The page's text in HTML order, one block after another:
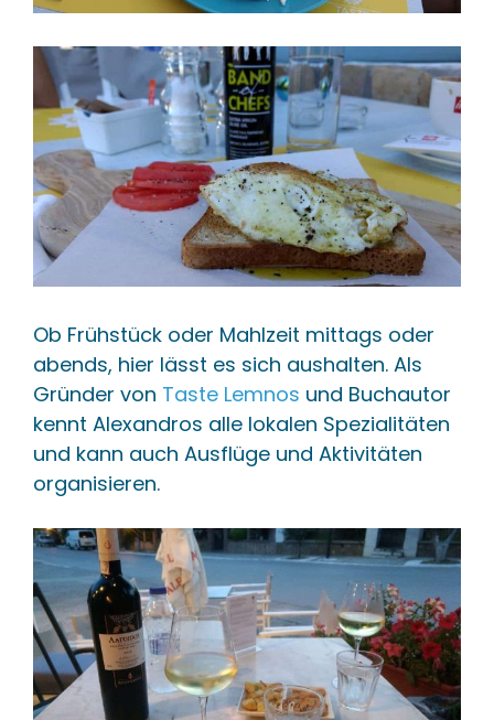
Ob Frühstück oder Mahlzeit mittags oder
abends, hier lässt es sich aushalten. Als
Gründer von Taste Lemnos und Buchautor
kennt Alexandros alle lokalen Spezialitäten
und kann auch Ausflüge und Aktivitäten
organisieren.